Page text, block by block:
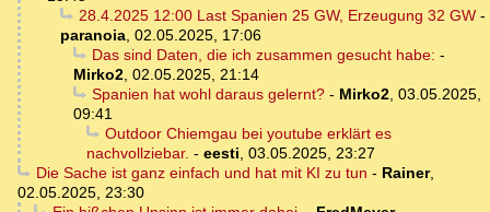
28.4.2025 12:00 Last Spanien 25 GW, Erzeugung 32 GW-
paranoia, 02.05.2025, 17:06
Das sind Daten, die ich zusammen gesucht habe: -
Mirko2, 02.05.2025, 21:14
Spanien hat wohl daraus gelernt?- Mirko2, 03.05.2025,
09:41
Outdoor Chiemgau bei youtube erklärt es
nachvollziebar. - eesti, 03.05.2025, 23:27
Die Sache ist ganz einfach und hat mit KI zu tun - Rainer,
02.05.2025, 23:30